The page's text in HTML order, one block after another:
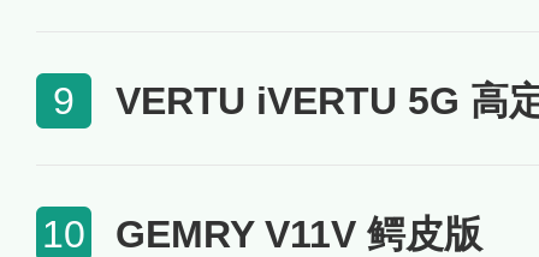
9 VERTU iVERTU 5G 高
10 GEMRY V11V 鳄皮版